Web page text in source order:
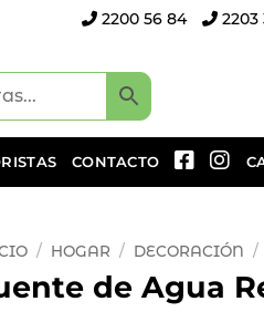
2200 56 84 2203
CONTACTO
/ HOGAR / DECORACIÓN /
de Agua